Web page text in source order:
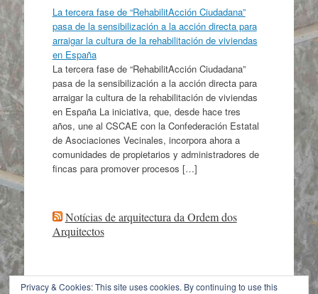
La tercera fase de “RehabilitAcción Ciudadana”
pasa de la sensibilización a la acción directa para
arraigar la cultura de la rehabilitación de viviendas
en España
La tercera fase de “RehabilitAcción Ciudadana”
pasa de la sensibilización a la acción directa para
arraigar la cultura de la rehabilitación de viviendas
en España La iniciativa, que, desde hace tres
años, une al CSCAE con la Confederación Estatal
de Asociaciones Vecinales, incorpora ahora a
comunidades de propietarios y administradores de
fincas para promover procesos […]
Notícias de arquitectura da Ordem dos
Arquitectos
Privacy & Cookies: This site uses cookies. By continuing to use this